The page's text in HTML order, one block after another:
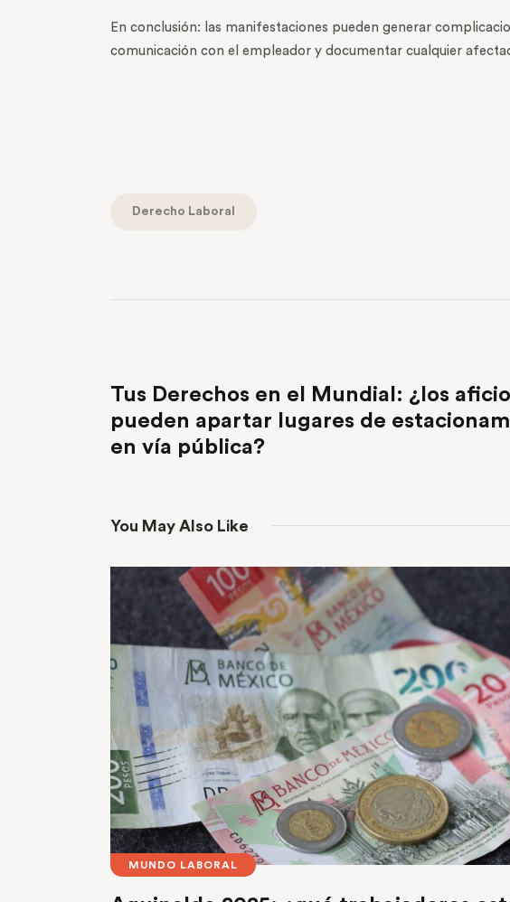
En conclusión: las manifestaciones pueden generar
comunicación con el empleador y documentar cualquier
Derecho Laboral
Tus Derechos en el Mundial: ¿los
pueden apartar lugares de
en vía pública?
You May Also Like
MUNDO LABORAL